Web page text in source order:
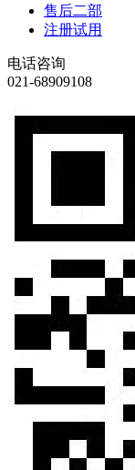
售后二部
注册试用
电话咨询
021-68909108